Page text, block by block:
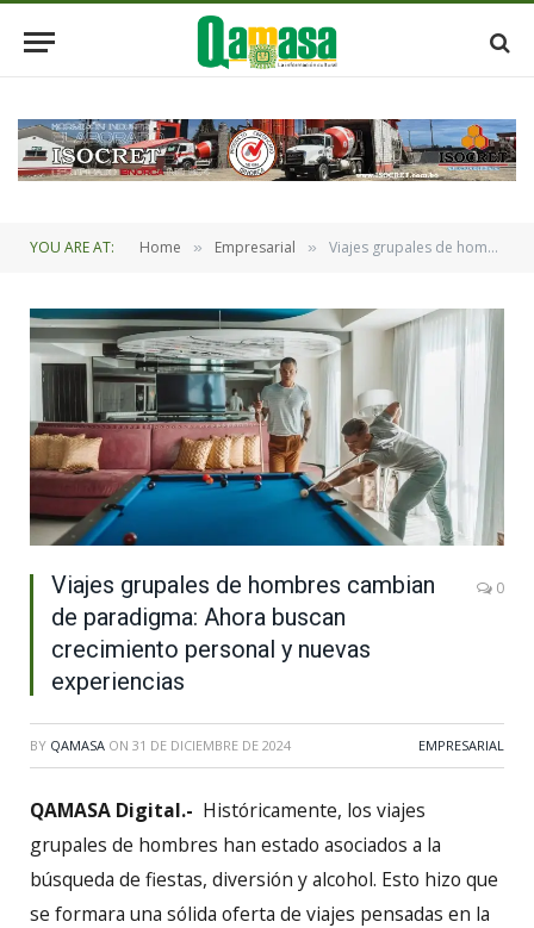
YOU ARE AT: Home » Empresarial » Viajes grupales de hombres cambian de paradigma: Ahora buscan crecimiento personal y nuevas experiencias
Viajes grupales de hombres cambian
de paradigma: Ahora buscan
crecimiento personal y nuevas
experiencias
0
BY QAMASA ON 31 DE DICIEMBRE DE 2024 EMPRESARIAL
QAMASA Digital.- Históricamente, los viajes
grupales de hombres han estado asociados a la
búsqueda de fiestas, diversión y alcohol. Esto hizo que
se formara una sólida oferta de viajes pensadas en la